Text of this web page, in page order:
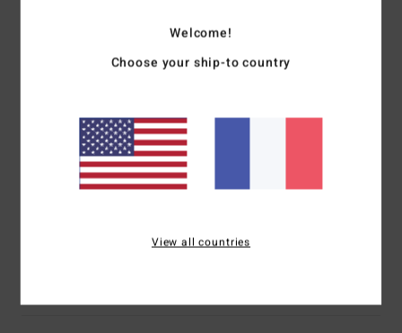
55% coton, 25% coton recyclé, 20% mélange de
Encolure :encolure à capuche
Manches :manches longues
Fermeture :modèle sans fermeture
Logo :sérigraphie sur la poitrine
recyclé, 20% polyester recyclé
Welcome!
Choose your ship-to country
View all countries